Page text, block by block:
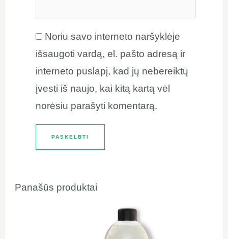
Noriu savo interneto naršyklėje
išsaugoti vardą, el. pašto adresą ir
interneto puslapį, kad jų nebereiktų
įvesti iš naujo, kai kitą kartą vėl
norėsiu parašyti komentarą.
Panašūs produktai